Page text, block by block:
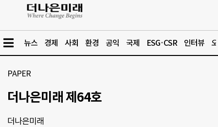
뉴스 경제 사회 환경 공익 국제 ESG·CSR 인터뷰
PAPER
더나은미래 제64호
더나은미래